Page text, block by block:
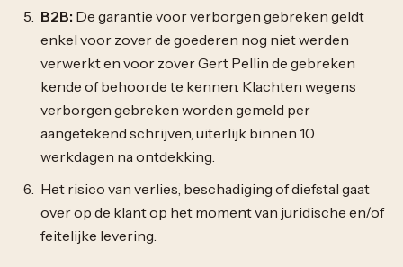
B2B: De garantie voor verborgen gebreken geldt
enkel voor zover de goederen nog niet werden
verwerkt en voor zover Gert Pellin de gebreken
kende of behoorde te kennen. Klachten wegens
verborgen gebreken worden gemeld per
aangetekend schrijven, uiterlijk binnen 10
werkdagen na ontdekking.
Het risico van verlies, beschadiging of diefstal gaat
over op de klant op het moment van juridische en/of
feitelijke levering.